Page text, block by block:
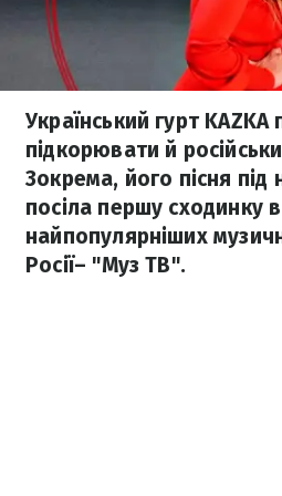
Український гурт KAZKA
підкорювати й
Зокрема, його пісня
посіла першу сходинку
найпопулярніших
Росії– "Муз ТВ".